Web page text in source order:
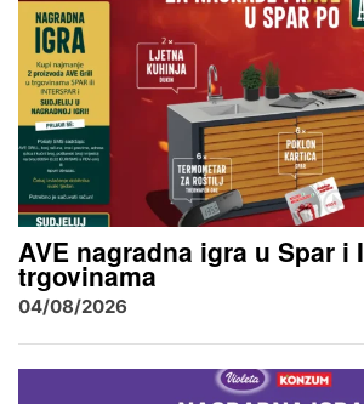
AVE nagradna igra u Spar i
trgovinama
04/08/2026